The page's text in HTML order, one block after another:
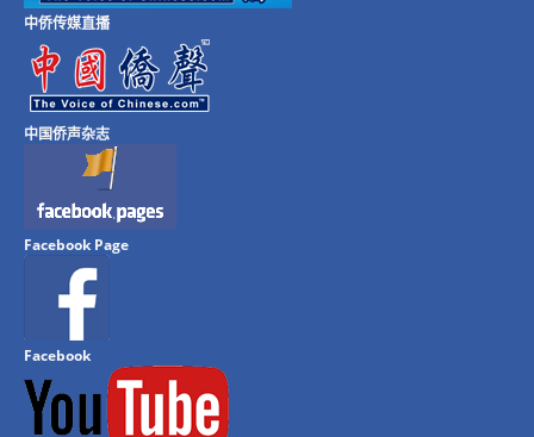
中侨传媒直播
中国侨声杂志
Facebook Page
Facebook